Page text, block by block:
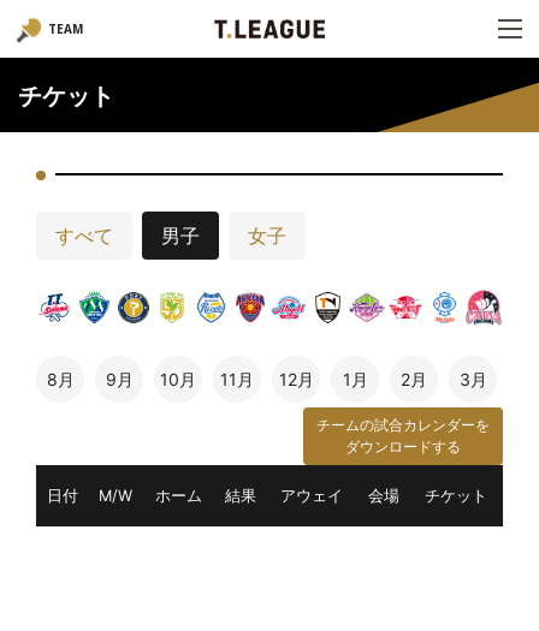
TEAM
チケット
すべて 男子 女子
8月 9月 10月 11月 12月 1月 2月 3月
チームの試合カレンダーを
ダウンロードする
日付 M/W ホーム 結果 アウェイ 会場 チケット